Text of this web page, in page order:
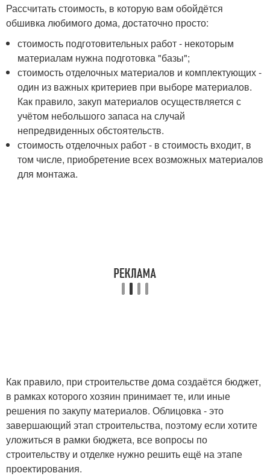
Рассчитать стоимость, в которую вам обойдётся
обшивка любимого дома, достаточно просто:
стоимость подготовительных работ - некоторым
материалам нужна подготовка "базы";
стоимость отделочных материалов и комплектующих -
один из важных критериев при выборе материалов.
Как правило, закуп материалов осуществляется с
учётом небольшого запаса на случай
непредвиденных обстоятельств.
стоимость отделочных работ - в стоимость входит, в
том числе, приобретение всех возможных материалов
для монтажа.
Как правило, при строительстве дома создаётся бюджет,
в рамках которого хозяин принимает те, или иные
решения по закупу материалов. Облицовка - это
завершающий этап строительства, поэтому если хотите
уложиться в рамки бюджета, все вопросы по
строительству и отделке нужно решить ещё на этапе
проектирования.